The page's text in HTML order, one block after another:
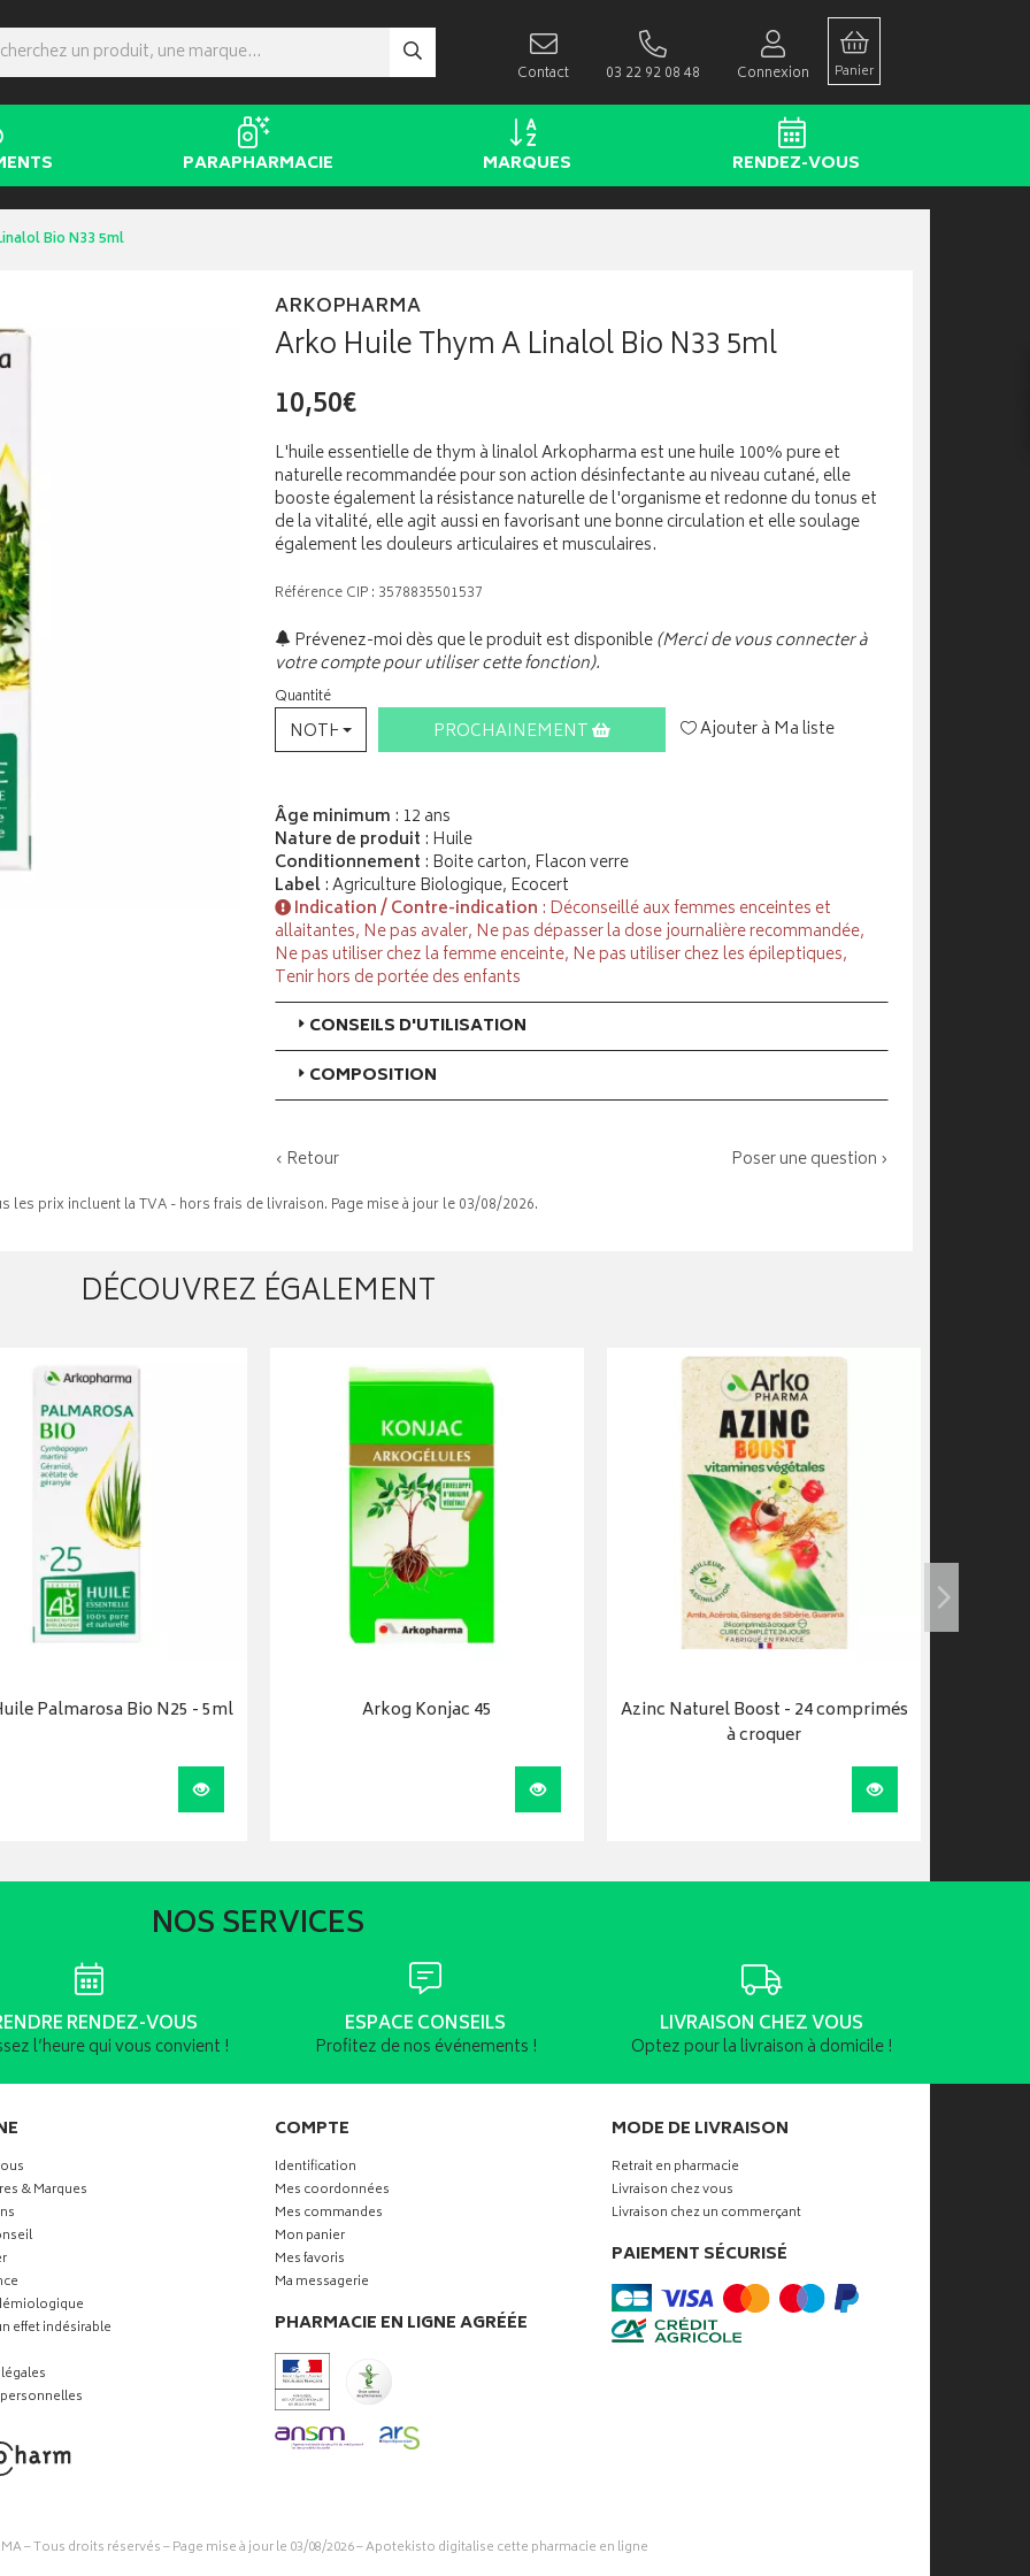
Contact 03 22 92 08 48 Connexion Panier
PARAPHARMACIE MARQUES RENDEZ-VOUS
Bio N33 5ml
ARKOPHARMA
Arko Huile Thym A Linalol Bio N33 5ml
10,50€
L'huile essentielle de thym à linalol Arkopharma est une huile 100% pure et
naturelle recommandée pour son action désinfectante au niveau cutané, elle
booste également la résistance naturelle de l'organisme et redonne du tonus et
de la vitalité, elle agit aussi en favorisant une bonne circulation et elle soulage
également les douleurs articulaires et musculaires.
Référence CIP : 3578835501537
Prévenez-moi dès que le produit est disponible(Merci de vous connecter à
votre compte pour utiliser cette fonction).
Quantité
NOTHING SELECTEDPROCHAINEMENT Ajouter à Ma liste
Âge minimum : 12 ans
Nature de produit : Huile
Conditionnement : Boite carton, Flacon verre
Label: Agriculture Biologique, Ecocert
Indication / Contre-indication : Déconseillé aux femmes enceintes et
allaitantes, Ne pas avaler, Ne pas dépasser la dose journalière recommandée,
Ne pas utiliser chez la femme enceinte, Ne pas utiliser chez les épileptiques,
Tenir hors de portée des enfants
CONSEILS D'UTILISATION
COMPOSITION
‹ Retour Poser une question ›
les prix incluent la TVA - hors frais de livraison. Page mise à jour le 03/08/2026.
DÉCOUVREZ ÉGALEMENT
Palmarosa Bio N25 - 5ml
Visualiser
Arkog Konjac 45
Visualiser
Azinc Naturel Boost - 24 comprimés
à croquer
Visualiser
NOS SERVICES
RENDEZ-VOUS
l’heure qui vous convient !
ESPACE CONSEILS
Profitez de nos événements !
LIVRAISON CHEZ VOUS
Optez pour la livraison à domicile !
& Marques
effet indésirable
COMPTE
Identification
Mes coordonnées
Mes commandes
Mon panier
Mes favoris
Ma messagerie
PHARMACIE EN LIGNE AGRÉÉE
MODE DE LIVRAISON
Retrait en pharmacie
Livraison chez vous
Livraison chez un commerçant
PAIEMENT SÉCURISÉ
– Tous droits réservés – Page mise à jour le 03/08/2026 –Apotekisto digitalise cette pharmacie en ligne